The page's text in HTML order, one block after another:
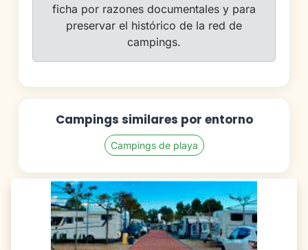
ficha por razones documentales y para
preservar el histórico de la red de
campings.
Campings similares por entorno
Campings de playa